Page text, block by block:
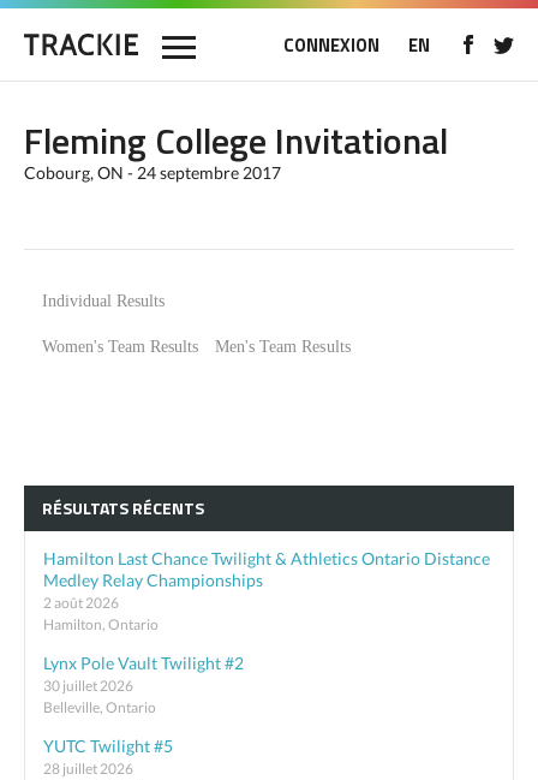
CONNEXION EN
Fleming College Invitational
Cobourg, ON - 24 septembre 2017
Individual Results
Women's Team Results Men's Team Results
RÉSULTATS RÉCENTS
Hamilton Last Chance Twilight & Athletics Ontario Distance
Medley Relay Championships
2 août 2026
Hamilton, Ontario
Lynx Pole Vault Twilight #2
30 juillet 2026
Belleville, Ontario
YUTC Twilight #5
28 juillet 2026